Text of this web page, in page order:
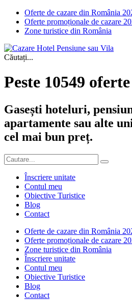
Oferte de cazare din România
Oferte promoționale de cazare
Zone turistice din România
Căutați...
Peste 10549
Gasești hoteluri,
apartamente sau alte
cel mai bun preț.
Înscriere unitate
Contul meu
Obiective Turistice
Blog
Contact
Oferte de cazare din România
Oferte promoționale de cazare
Zone turistice din România
Înscriere unitate
Contul meu
Obiective Turistice
Blog
Contact